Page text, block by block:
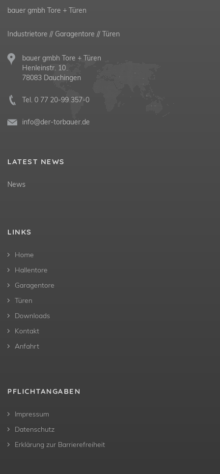
bauer gmbh Tore + Türen
Industrietore // Garagentore // Türen
bauer gmbh Tore + Türen
Henleinstr. 10
78083 Dauchingen
Tel. 0 77 20-99 357-0
info@der-torbauer.de
LATEST NEWS
News
LINKS
Home
Hallentore
Garagentore
Türen
Downloads
Kontakt
Anfahrt
PFLICHTANGABEN
Impressum
Datenschutz
Erklärung zur Barrierefreiheit